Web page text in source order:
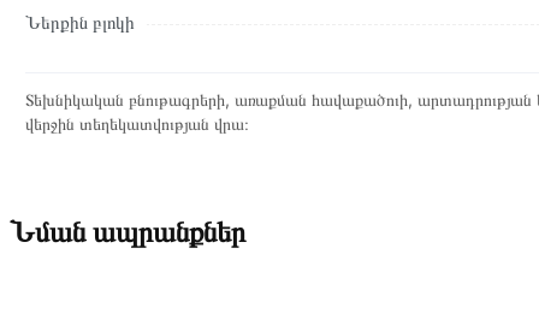
Ներքին բլոկի
Տեխնիկական բնութագրերի, առաքման հավաքածուի,
վերջին տեղեկատվության վրա։
Նման ապրանքներ